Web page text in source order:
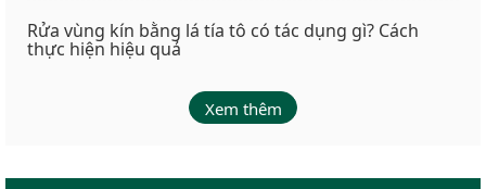
Rửa vùng kín bằng lá tía tô có tác dụng gì? Cách
thực hiện hiệu quả
Xem thêm